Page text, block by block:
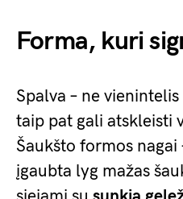
Forma, kuri
Spalva – ne
taip pat gali atskleisti
Šaukšto formos
įgaubta lyg mažas